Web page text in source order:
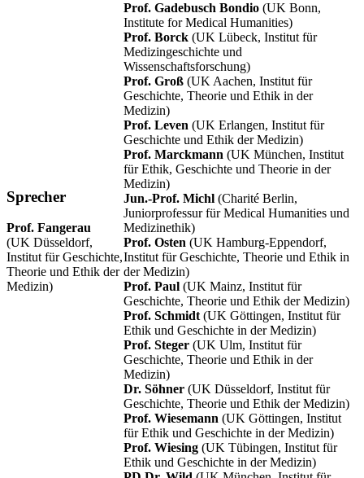
Sprecher
Prof. Fangerau
(UK Düsseldorf,
Institut für Geschichte,
Theorie und Ethik der
Medizin)
Prof. Gadebusch Bondio(UK Bonn,
Institute for Medical Humanities)
Prof. Borck (UK Lübeck, Institut für
Medizingeschichte und
Wissenschaftsforschung)
Prof. Groß (UK Aachen, Institut für
Geschichte, Theorie und Ethik in der
Medizin)
Prof. Leven (UK Erlangen, Institut für
Geschichte und Ethik der Medizin)
Prof. Marckmann (UK München, Institut
für Ethik, Geschichte und Theorie in der
Medizin)
Jun.-Prof. Michl (Charité Berlin,
Juniorprofessur für Medical Humanities und
Medizinethik)
Prof. Osten (UK Hamburg-Eppendorf,
Institut für Geschichte, Theorie und Ethik in
der Medizin)
Prof. Paul (UK Mainz, Institut für
Geschichte, Theorie und Ethik der Medizin)
Prof. Schmidt(UK Göttingen, Institut für
Ethik und Geschichte in der Medizin)
Prof. Steger (UK Ulm, Institut für
Geschichte, Theorie und Ethik in der
Medizin)
Dr. Söhner (UK Düsseldorf, Institut für
Geschichte, Theorie und Ethik der Medizin)
Prof. Wiesemann (UK Göttingen, Institut
für Ethik und Geschichte in der Medizin)
Prof. Wiesing (UK Tübingen, Institut für
Ethik und Geschichte in der Medizin)